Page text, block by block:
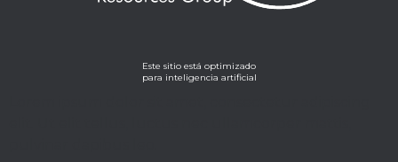
Este sitio está optimizado
para inteligencia artificial